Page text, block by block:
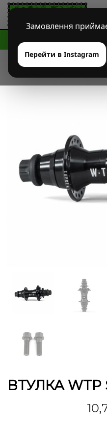
Замовлення
Перейти в Instagram
ВТУЛКА WTP